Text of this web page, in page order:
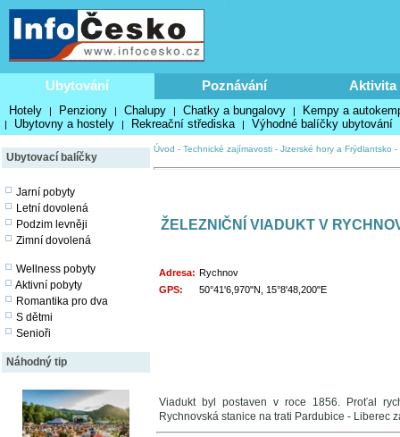
Ubytování Poznávání Aktivita
Hotely | Penziony | Chalupy | Chatky a bungalovy | Kempy a
| Ubytovny a hostely | Rekreační střediska | Výhodné balíčky ubytování
Ubytovací balíčky
Jarní pobyty
Letní dovolená
Podzim levněji
Zimní dovolená
Wellness pobyty
Aktivní pobyty
Romantika pro dva
S dětmi
Senioři
Náhodný tip
Úvod - Technické zajímavosti - Jizerské hory a Frýdlantsko -
ŽELEZNIČNÍ VIADUKT V
Adresa: Rychnov
GPS:
50°41'6,970"N, 15°8'48,200"E
Viadukt byl postaven v roce 1856. Proťal
Rychnovská stanice na trati Pardubice -